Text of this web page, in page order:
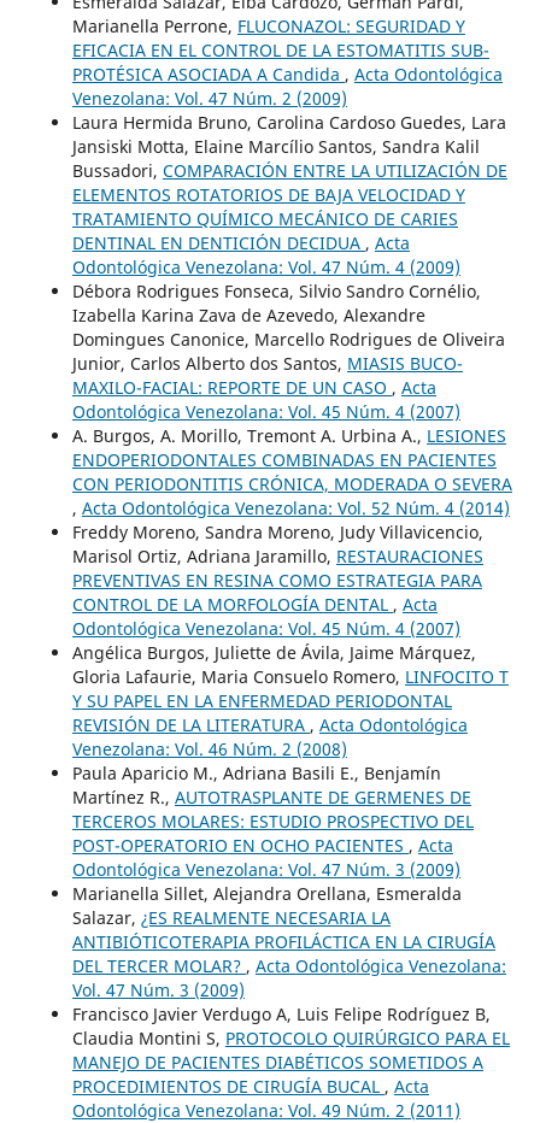
Marianella Perrone, FLUCONAZOL: SEGURIDAD Y
EFICACIA EN EL CONTROL DE LA ESTOMATITIS SUB-
PROTÉSICA ASOCIADA A Candida , Acta Odontológica
Venezolana: Vol. 47 Núm. 2 (2009)
Laura Hermida Bruno, Carolina Cardoso Guedes, Lara
Jansiski Motta, Elaine Marcílio Santos, Sandra Kalil
Bussadori, COMPARACIÓN ENTRE LA UTILIZACIÓN DE
ELEMENTOS ROTATORIOS DE BAJA VELOCIDAD Y
TRATAMIENTO QUÍMICO MECÁNICO DE CARIES
DENTINAL EN DENTICIÓN DECIDUA , Acta
Odontológica Venezolana: Vol. 47 Núm. 4 (2009)
Débora Rodrigues Fonseca, Silvio Sandro Cornélio,
Izabella Karina Zava de Azevedo, Alexandre
Domingues Canonice, Marcello Rodrigues de Oliveira
Junior, Carlos Alberto dos Santos, MIASIS BUCO-
MAXILO-FACIAL: REPORTE DE UN CASO , Acta
Odontológica Venezolana: Vol. 45 Núm. 4 (2007)
A. Burgos, A. Morillo, Tremont A. Urbina A., LESIONES
ENDOPERIODONTALES COMBINADAS EN PACIENTES
CON PERIODONTITIS CRÓNICA, MODERADA O SEVERA
, Acta Odontológica Venezolana: Vol. 52 Núm. 4 (2014)
Freddy Moreno, Sandra Moreno, Judy Villavicencio,
Marisol Ortiz, Adriana Jaramillo, RESTAURACIONES
PREVENTIVAS EN RESINA COMO ESTRATEGIA PARA
CONTROL DE LA MORFOLOGÍA DENTAL , Acta
Odontológica Venezolana: Vol. 45 Núm. 4 (2007)
Angélica Burgos, Juliette de Ávila, Jaime Márquez,
Gloria Lafaurie, Maria Consuelo Romero, LINFOCITO T
Y SU PAPEL EN LA ENFERMEDAD PERIODONTAL
REVISIÓN DE LA LITERATURA , Acta Odontológica
Venezolana: Vol. 46 Núm. 2 (2008)
Paula Aparicio M., Adriana Basili E., Benjamín
Martínez R., AUTOTRASPLANTE DE GERMENES DE
TERCEROS MOLARES: ESTUDIO PROSPECTIVO DEL
POST-OPERATORIO EN OCHO PACIENTES , Acta
Odontológica Venezolana: Vol. 47 Núm. 3 (2009)
Marianella Sillet, Alejandra Orellana, Esmeralda
Salazar, ¿ES REALMENTE NECESARIA LA
ANTIBIÓTICOTERAPIA PROFILÁCTICA EN LA CIRUGÍA
DEL TERCER MOLAR? , Acta Odontológica Venezolana:
Vol. 47 Núm. 3 (2009)
Francisco Javier Verdugo A, Luis Felipe Rodríguez B,
Claudia Montini S, PROTOCOLO QUIRÚRGICO PARA EL
MANEJO DE PACIENTES DIABÉTICOS SOMETIDOS A
PROCEDIMIENTOS DE CIRUGÍA BUCAL , Acta
Odontológica Venezolana: Vol. 49 Núm. 2 (2011)